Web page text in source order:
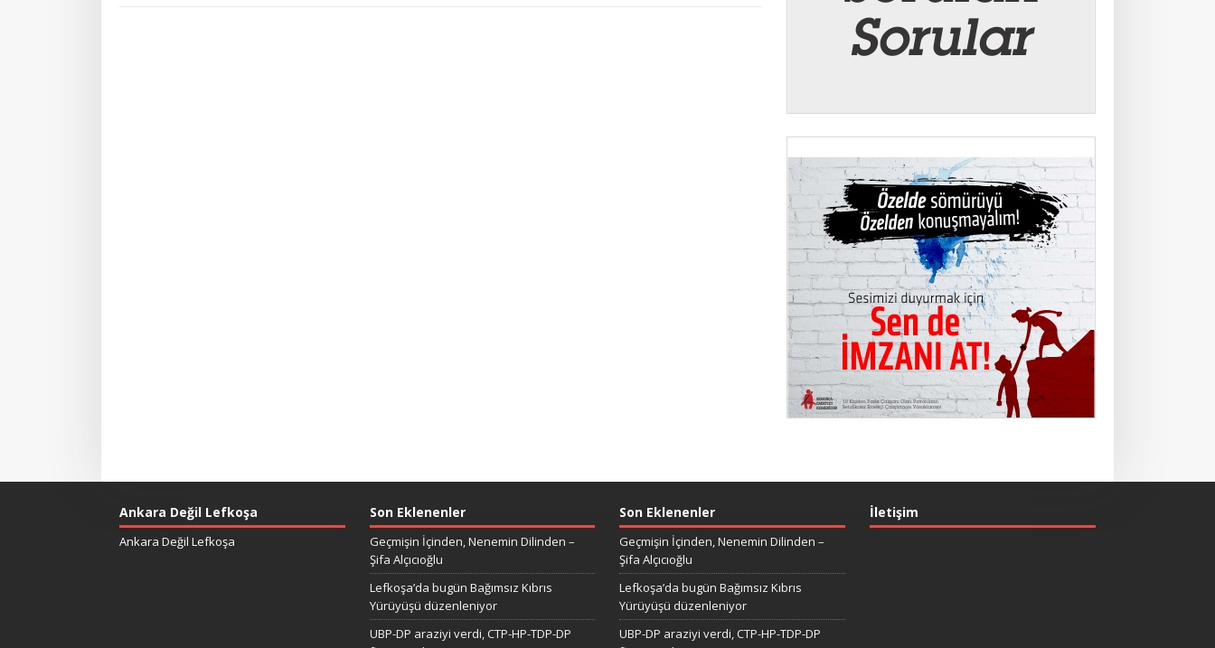
Ankara Değil Lefkoşa
Ankara Değil Lefkoşa
Son Eklenenler
Geçmişin İçinden, Nenemin Dilinden –
Şifa Alçıcıoğlu
Lefkoşa’da bugün Bağımsız Kıbrıs
Yürüyüşü düzenleniyor
UBP-DP araziyi verdi, CTP-HP-TDP-DP
Son Eklenenler
Geçmişin İçinden, Nenemin Dilinden –
Şifa Alçıcıoğlu
Lefkoşa’da bugün Bağımsız Kıbrıs
Yürüyüşü düzenleniyor
UBP-DP araziyi verdi, CTP-HP-TDP-DP
İletişim